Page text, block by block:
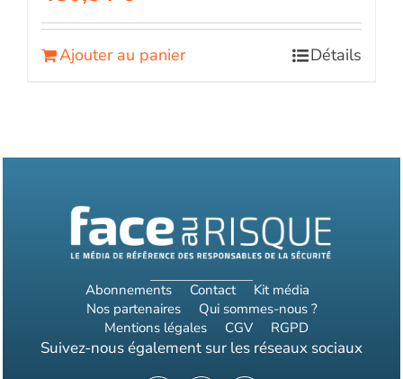
Ajouter au panier Détails
Abonnements Contact
Kit média
Nos partenaires
Qui sommes-nous ?
Mentions légales
CGV RGPD
Suivez-nous également sur les réseaux sociaux